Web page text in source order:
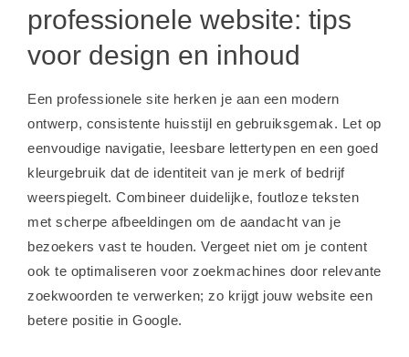
professionele website: tips
voor design en inhoud
Een professionele site herken je aan een modern
ontwerp, consistente huisstijl en gebruiksgemak. Let op
eenvoudige navigatie, leesbare lettertypen en een goed
kleurgebruik dat de identiteit van je merk of bedrijf
weerspiegelt. Combineer duidelijke, foutloze teksten
met scherpe afbeeldingen om de aandacht van je
bezoekers vast te houden. Vergeet niet om je content
ook te optimaliseren voor zoekmachines door relevante
zoekwoorden te verwerken; zo krijgt jouw website een
betere positie in Google.